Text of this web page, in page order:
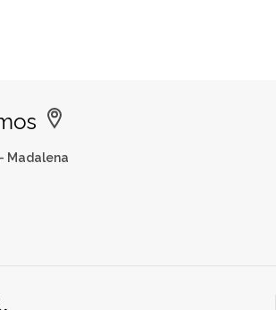
Madalena